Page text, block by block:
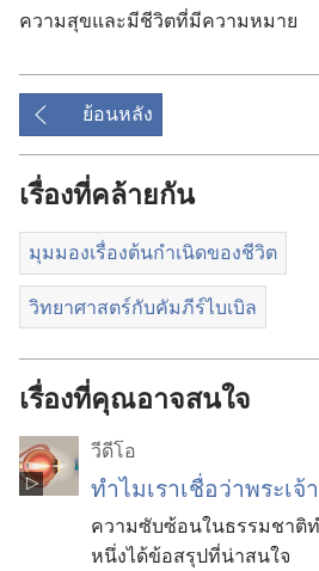
ความ​สุข​และ​มี​ชีวิต​ที่​มี​ความ​หมาย
ย้อนหลัง
เรื่องที่คล้ายกัน
มุมมองเรื่องต้นกำเนิดของชีวิต
วิทยาศาสตร์กับคัมภีร์ไบเบิล
เรื่องที่คุณอาจสนใจ
วีดีโอ
ทำไม​เรา​เชื่อ​ว่า​พระเจ้
ความ​ซับซ้อน​ใน​ธรรมชาติ​
หนึ่ง​ได้​ข้อ​สรุป​ที่​น่า​สนใจ